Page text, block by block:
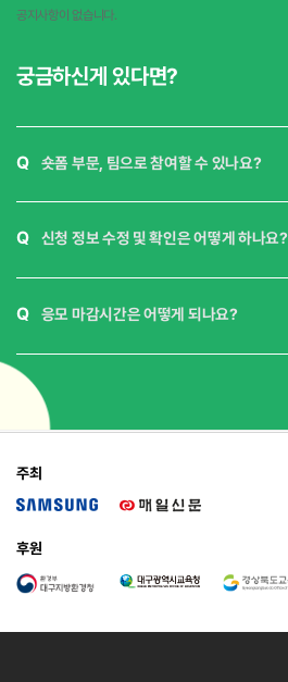
공지사항이 없습니다.
궁금하신게 있다면?
Q 숏폼 부문, 팀으로 참여할 수 있나요?
Q 신청 정보 수정 및 확인은 어떻게 하나요?
Q 응모 마감시간은 어떻게 되나요?
주최
후원